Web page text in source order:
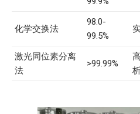
化学交换法
98.0-
99.5%
激光同位素分离
法
>99.99%